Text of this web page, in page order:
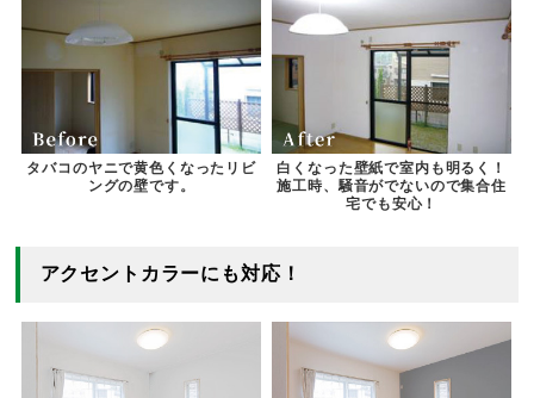
タバコのヤニで黄色くなったリビ
ングの壁です。
白くなった壁紙で室内も明るく！
施工時、騒音がでないので集合住
宅でも安心！
アクセントカラーにも対応！